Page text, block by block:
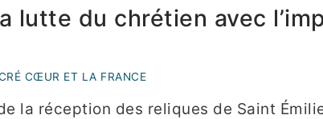
lutte du chrétien avec
CŒUR ET LA FRANCE
la réception des reliques de Saint